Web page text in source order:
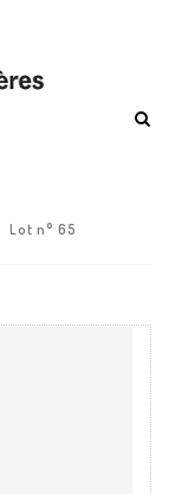
Lot n° 65